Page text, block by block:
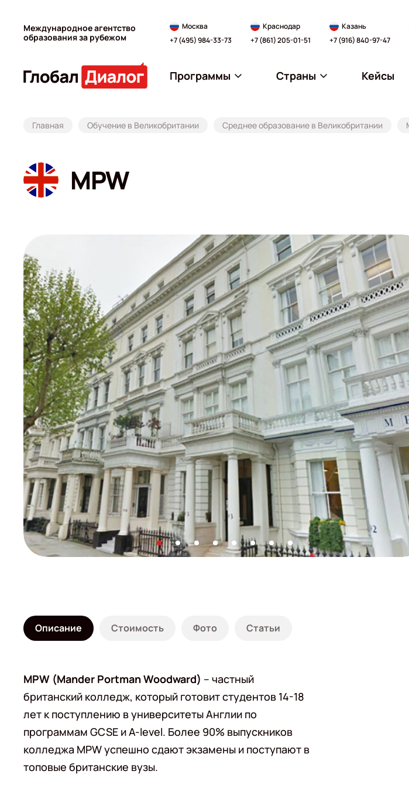
Международное агентство
образования за рубежом
Москва
+7 (495) 984-33-73
Краснодар
+7 (861) 205-01-51
Казань
+7 (916) 840-97-47
Программы Страны Кейсы
Главная Обучение в Великобритании Среднее образование в Великобритании
MPW
Описание Стоимость Фото Статьи
MPW (Mander Portman Woodward) – частный
британский колледж, который готовит студентов 14-18
лет к поступлению в университеты Англии по
программам GCSE и A-level. Более 90% выпускников
колледжа MPW успешно сдают экзамены и поступают в
топовые британские вузы.